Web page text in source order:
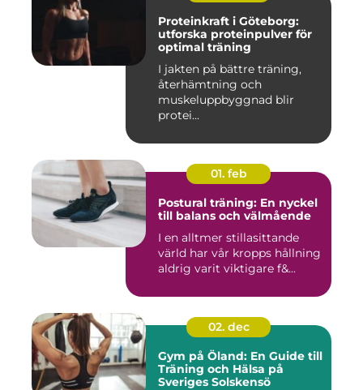
Proteinkraft i Göteborg:
utforska proteinpulver för
optimal träning
I jakten på bättre träning,
återhämtning och
muskeluppbyggnad blir
protei...
01. feb
Postural träning: En nyckel
till balans och välmående
I en alltmer stillasittande
värld har vår kropps hållning
aldrig varit viktigare f&...
02. dec
Gym på Öland: En Guide till
Träning och Hälsa på
Sveriges Solskensö